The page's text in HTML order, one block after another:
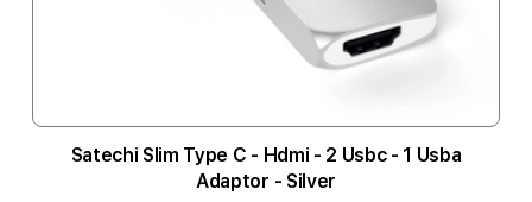
Satechi Slim Type C - Hdmi - 2 Usbc - 1 Usba
Adaptor - Silver